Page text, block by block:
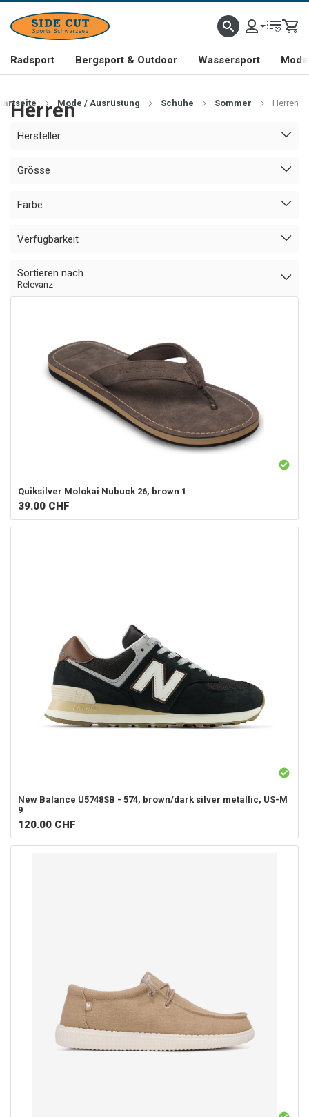
Radsport Bergsport & Outdoor Wassersport
Mode / Ausrüstung Schuhe Sommer Herren
Herren
Hersteller
Grösse
Farbe
Verfügbarkeit
Sortieren nach
Relevanz
Quiksilver Molokai Nubuck 26, brown 1
39.00 CHF
New Balance U5748SB - 574, brown/dark silver metallic, US-M
9
120.00 CHF